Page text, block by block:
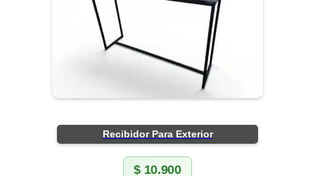
Recibidor Para Exterior
$10.900